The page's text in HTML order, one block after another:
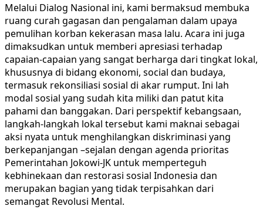
Melalui Dialog Nasional ini, kami bermaksud membuka
ruang curah gagasan dan pengalaman dalam upaya
pemulihan korban kekerasan masa lalu. Acara ini juga
dimaksudkan untuk memberi apresiasi terhadap
capaian-capaian yang sangat berharga dari tingkat lokal,
khususnya di bidang ekonomi, social dan budaya,
termasuk rekonsiliasi sosial di akar rumput. Ini lah
modal sosial yang sudah kita miliki dan patut kita
pahami dan banggakan. Dari perspektif kebangsaan,
langkah-langkah lokal tersebut kami maknai sebagai
aksi nyata untuk menghilangkan diskriminasi yang
berkepanjangan –sejalan dengan agenda prioritas
Pemerintahan Jokowi-JK untuk memperteguh
kebhinekaan dan restorasi sosial Indonesia dan
merupakan bagian yang tidak terpisahkan dari
semangat Revolusi Mental.